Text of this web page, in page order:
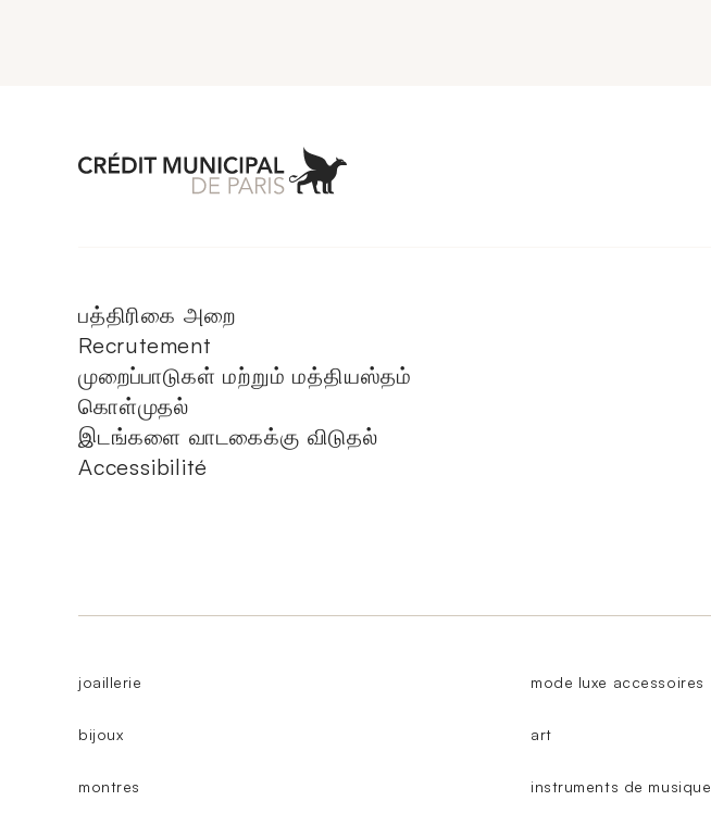
Aller à l'accueil de Crédit Municipal de Paris
பத்திரிகை அறை
Recrutement
முறைப்பாடுகள் மற்றும் மத்தியஸ்தம்
கொள்முதல்
இடங்களை வாடகைக்கு விடுதல்
Accessibilité
joaillerie
bijoux
montres
mode luxe accessoires
art
instruments de musique